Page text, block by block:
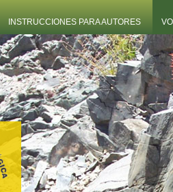
INSTRUCCIONES PARA AUTORES